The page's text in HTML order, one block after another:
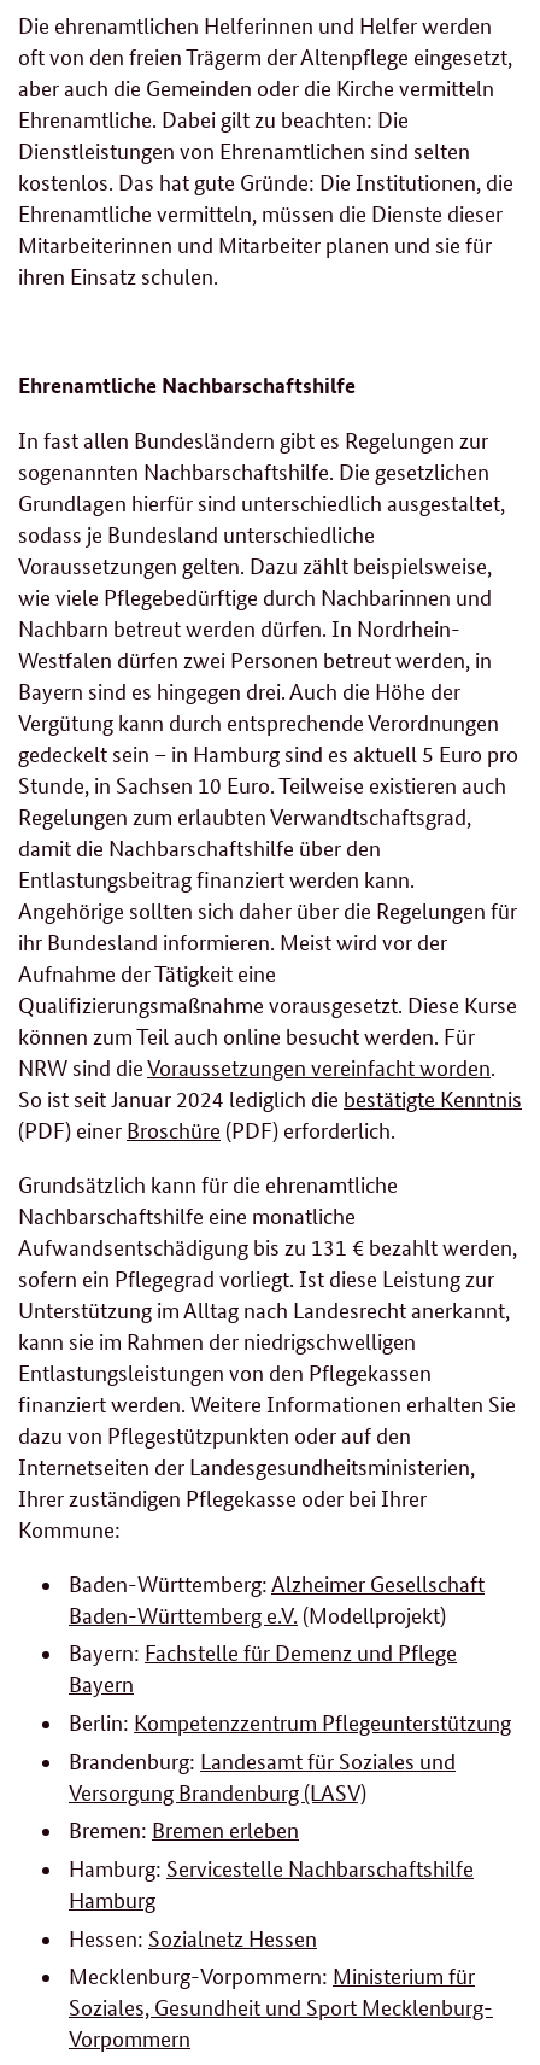
Die ehrenamtlichen Helferinnen und Helfer werden
oft von den freien Trägerm der Altenpflege eingesetzt,
aber auch die Gemeinden oder die Kirche vermitteln
Ehrenamtliche. Dabei gilt zu beachten: Die
Dienstleistungen von Ehrenamtlichen sind selten
kostenlos. Das hat gute Gründe: Die Institutionen, die
Ehrenamtliche vermitteln, müssen die Dienste dieser
Mitarbeiterinnen und Mitarbeiter planen und sie für
ihren Einsatz schulen.
Ehrenamtliche Nachbarschaftshilfe
In fast allen Bundesländern gibt es Regelungen zur
sogenannten Nachbarschaftshilfe. Die gesetzlichen
Grundlagen hierfür sind unterschiedlich ausgestaltet,
sodass je Bundesland unterschiedliche
Voraussetzungen gelten. Dazu zählt beispielsweise,
wie viele Pflegebedürftige durch Nachbarinnen und
Nachbarn betreut werden dürfen. In Nordrhein-
Westfalen dürfen zwei Personen betreut werden, in
Bayern sind es hingegen drei. Auch die Höhe der
Vergütung kann durch entsprechende Verordnungen
gedeckelt sein – in Hamburg sind es aktuell 5 Euro pro
Stunde, in Sachsen 10 Euro. Teilweise existieren auch
Regelungen zum erlaubten Verwandtschaftsgrad,
damit die Nachbarschaftshilfe über den
Entlastungsbeitrag finanziert werden kann.
Angehörige sollten sich daher über die Regelungen für
ihr Bundesland informieren. Meist wird vor der
Aufnahme der Tätigkeit eine
Qualifizierungsmaßnahme vorausgesetzt. Diese Kurse
können zum Teil auch online besucht werden. Für
NRW sind dieVoraussetzungen vereinfacht worden
So ist seit Januar 2024 lediglich die bestätigte Kenntnis
(PDF) einer Broschüre (PDF) erforderlich.
Grundsätzlich kann für die ehrenamtliche
Nachbarschaftshilfe eine monatliche
Aufwandsentschädigung bis zu 131 € bezahlt werden,
sofern ein Pflegegrad vorliegt. Ist diese Leistung zur
Unterstützung im Alltag nach Landesrecht anerkannt,
kann sie im Rahmen der niedrigschwelligen
Entlastungsleistungen von den Pflegekassen
finanziert werden. Weitere Informationen erhalten Sie
dazu von Pflegestützpunkten oder auf den
Internetseiten der Landesgesundheitsministerien,
Ihrer zuständigen Pflegekasse oder bei Ihrer
Kommune:
Baden-Württemberg: Alzheimer Gesellschaft
Baden-Württemberg e.V. (Modellprojekt)
Bayern: Fachstelle für Demenz und Pflege
Bayern
Berlin: Kompetenzzentrum Pflegeunterstützung
Brandenburg: Landesamt für Soziales und
Versorgung Brandenburg (LASV)
Bremen: Bremen erleben
Hamburg: Servicestelle Nachbarschaftshilfe
Hamburg
Hessen: Sozialnetz Hessen
Mecklenburg-Vorpommern: Ministerium für
Soziales, Gesundheit und Sport Mecklenburg-
Vorpommern